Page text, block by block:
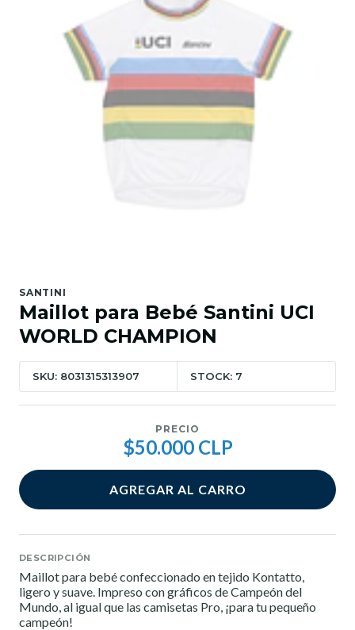
SANTINI
Maillot para Bebé Santini UCI
WORLD CHAMPION
SKU: 8031315313907 STOCK: 7
PRECIO
$50.000 CLP
AGREGAR AL CARRO
DESCRIPCIÓN
Maillot para bebé confeccionado en tejido Kontatto,
ligero y suave. Impreso con gráficos de Campeón del
Mundo, al igual que las camisetas Pro, ¡para tu pequeño
campeón!